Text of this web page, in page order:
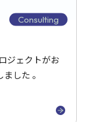
Consulting
ジェクトがお
した 。